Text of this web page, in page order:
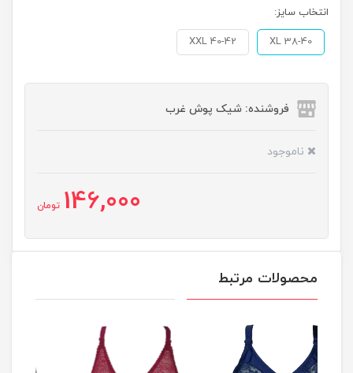
انتخاب سایز:
XL 38-40
XXL 40-42
فروشنده: شیک پوش غرب
ناموجود
146,000 تومان
محصولات مرتبط